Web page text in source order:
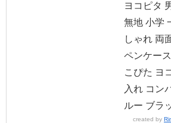
ヨコピタ
無地 小学
しゃれ 両
ペンケー
こぴた ヨ
入れ コン
ルー ブラ
created by